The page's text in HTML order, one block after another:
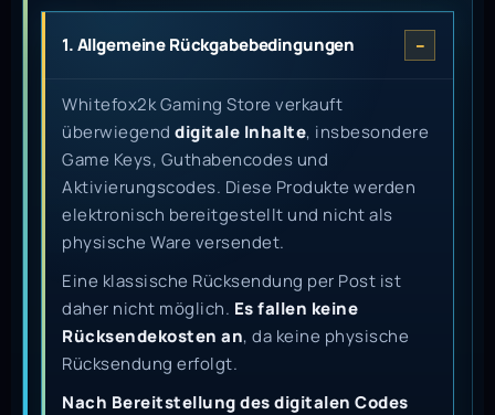
1. Allgemeine Rückgabebedingungen
Whitefox2k Gaming Store verkauft
überwiegend digitale Inhalte, insbesondere
Game Keys, Guthabencodes und
Aktivierungscodes. Diese Produkte werden
elektronisch bereitgestellt und nicht als
physische Ware versendet.
Eine klassische Rücksendung per Post ist
daher nicht möglich. Es fallen keine
Rücksendekosten an, da keine physische
Rücksendung erfolgt.
Nach Bereitstellung des digitalen Codes